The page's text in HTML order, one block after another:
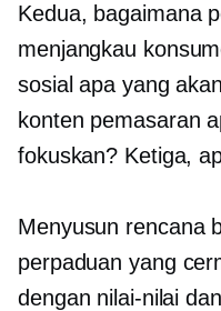
Kedua, bagaimana
menjangkau
sosial apa yang
konten pemasaran
fokuskan? Ketiga,
Menyusun rencana
perpaduan yang
dengan nilai-nilai